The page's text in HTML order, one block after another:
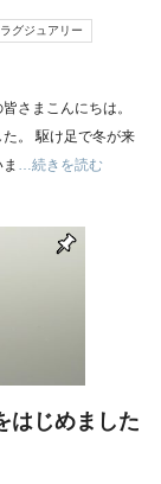
ラグジュアリー
さまこんにちは。
。 駆け足で冬が来
…続きを読む
はじめました